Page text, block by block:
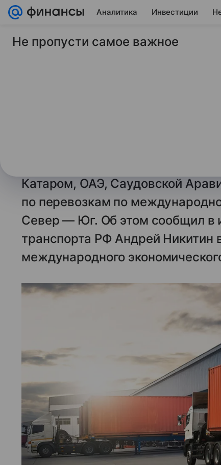
Аналитика Инвестиции
9 июня 2026 ТАСС
Минтранс
несколькими
Катаром, ОАЭ, Саудовской
по перевозкам по
Север — Юг. Об этом сообщил в
транспорта РФ Андрей Никитин
международного
Не пропусти самое важное